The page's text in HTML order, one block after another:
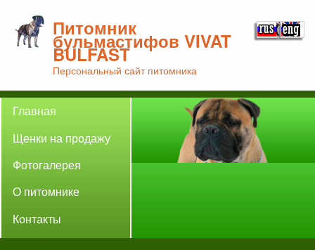
Питомник
бульмастифов VIVAT
BULFAST
Персональный сайт питомника
Главная
Щенки на продажу
Фотогалерея
О питомнике
Контакты